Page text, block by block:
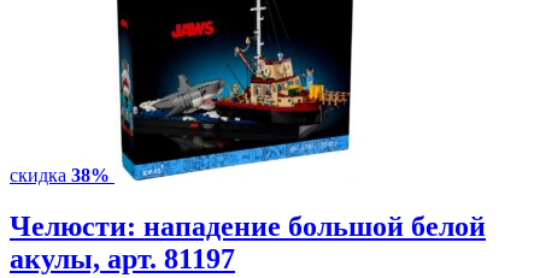
скидка 38%
Челюсти: нападение большой белой
акулы, арт. 81197